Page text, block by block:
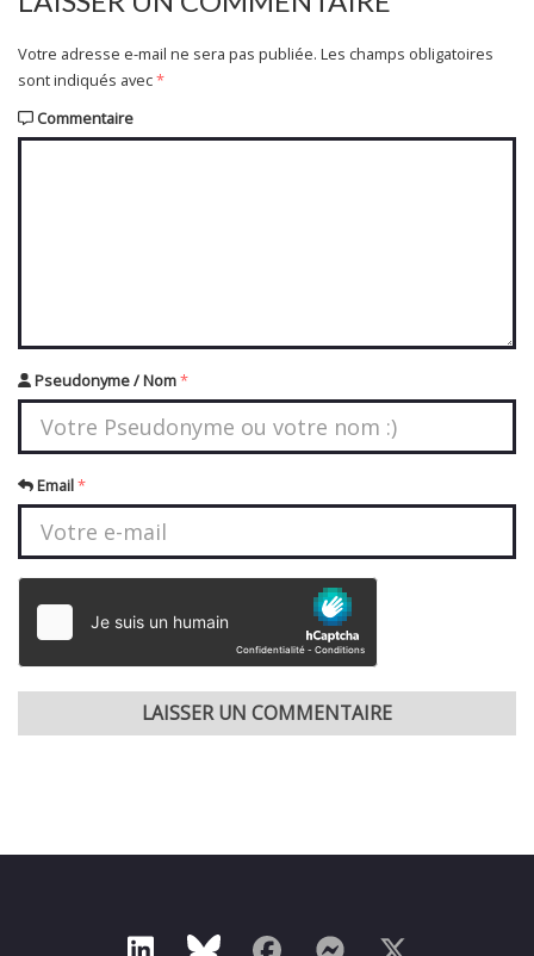
Votre adresse e-mail ne sera pas publiée. Les champs obligatoires
sont indiqués avec*
Commentaire
Pseudonyme / Nom*
Email*